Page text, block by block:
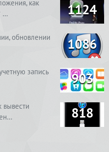
как
…
1124
обновлении
1086
запись
903
вывести
818